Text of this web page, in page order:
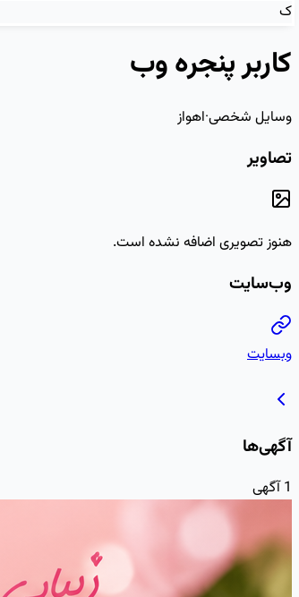
ک
کاربر پنجره وب
وسایل شخصی·اهواز
تصاویر
هنوز تصویری اضافه نشده است.
وب‌سایت
وبسایت
آگهی‌ها
1آگهی